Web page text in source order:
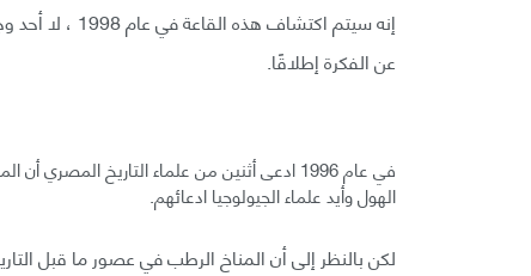
إنه سيتم
عن الفكرة إطلاقًا.
في عام 1996 ادعى أثنين من علماء التاريخ
الهول وأيد علماء الجيولوجيا ادعائهم.